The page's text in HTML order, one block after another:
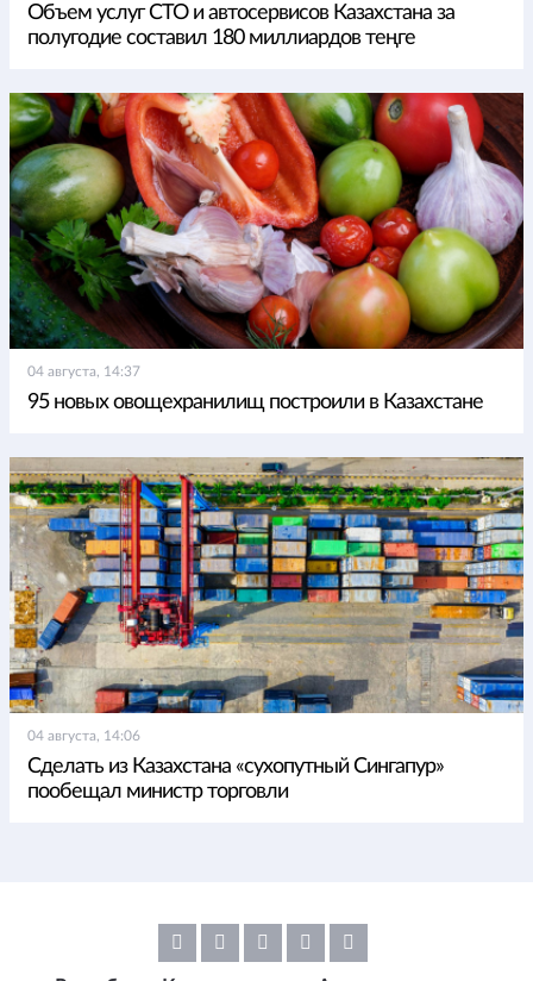
Объем услуг СТО и автосервисов Казахстана за
полугодие составил 180 миллиардов теңге
04 августа, 14:37
95 новых овощехранилищ построили в Казахстане
04 августа, 14:06
Сделать из Казахстана «сухопутный Сингапур»
пообещал министр торговли